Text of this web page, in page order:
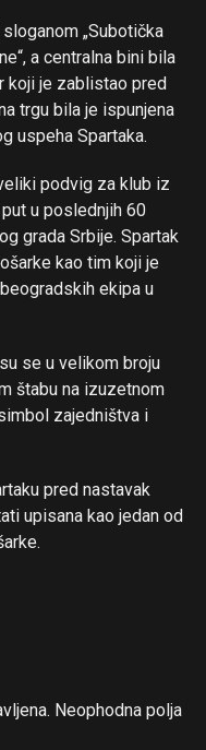
„Subotička
a centralna bini bila
koji je zablistao pred
trgu bila je ispunjena
uspeha Spartaka.
podvig za klub iz
u poslednjih 60
grada Srbije. Spartak
kao tim koji je
ekipa u
se u velikom broju
štabu na izuzetnom
zajedništva i
pred nastavak
upisana kao jedan od
Neophodna polja